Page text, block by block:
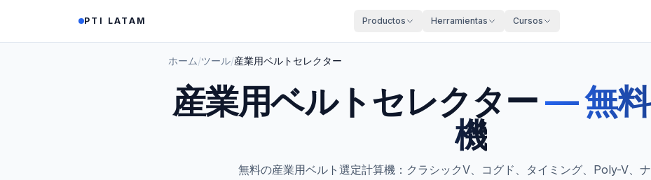
PTI LATAM Productos Herramientas Cursos
ホーム/ツール/産業用ベルトセレクター
産業用ベルトセレクター—無
機
無料の産業用ベルト選定計算機：クラシックV、コグド、タイミング、Poly-V、